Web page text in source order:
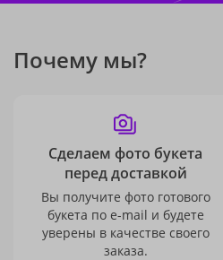
Почему мы?
Сделаем фото букета
перед доставкой
Вы получите фото готового
букета по e-mail и будете
уверены в качестве своего
заказа.